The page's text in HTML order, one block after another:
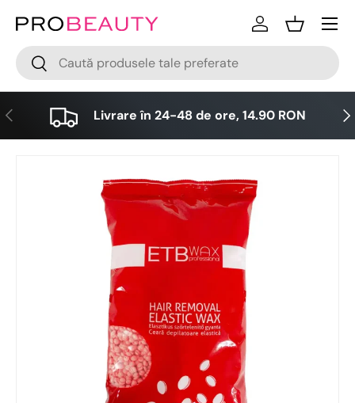
Sari la conținut
Cǎutare
Cǎutare
LogareCos
Meniu
Anterior Livrare în 24-48 de ore, 14.90 RON